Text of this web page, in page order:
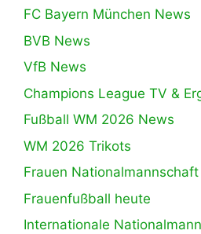
FC Bayern München News
BVB News
VfB News
Champions League TV &
Fußball WM 2026 News
WM 2026 Trikots
Frauen Nationalmannschaft
Frauenfußball heute
Internationale